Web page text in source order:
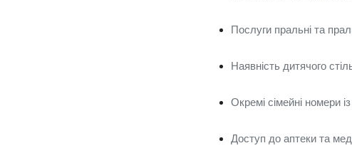
Послуги пральні та
Наявність дитячого
Окремі сімейні номери
Доступ до аптеки та